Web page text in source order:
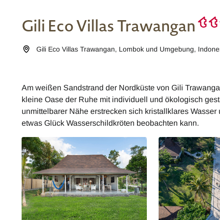
Gili Eco Villas Trawangan
Gili Eco Villas Trawangan, Lombok und Umgebung,
Am weißen Sandstrand der Nordküste von Gili
kleine Oase der Ruhe mit individuell und ökologisch
unmittelbarer Nähe erstrecken sich kristallklares
etwas Glück Wasserschildkröten beobachten kann.